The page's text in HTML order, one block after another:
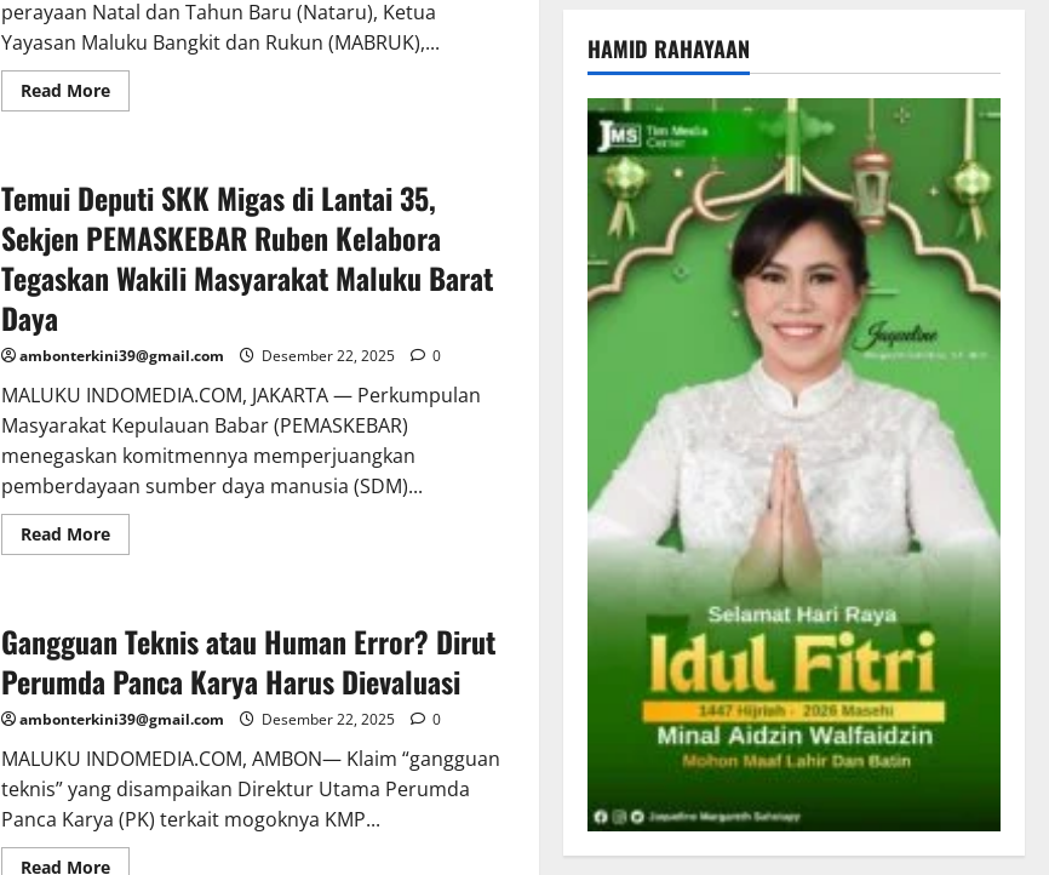
perayaan Natal dan Tahun Baru (Nataru), Ketua
Yayasan Maluku Bangkit dan Rukun (MABRUK),...
Read More
Temui Deputi SKK Migas di Lantai 35,
Sekjen PEMASKEBAR Ruben Kelabora
Tegaskan Wakili Masyarakat Maluku Barat
Daya
ambonterkini39@gmail.com Desember 22, 2025 0
MALUKU INDOMEDIA.COM, JAKARTA — Perkumpulan
Masyarakat Kepulauan Babar (PEMASKEBAR)
menegaskan komitmennya memperjuangkan
pemberdayaan sumber daya manusia (SDM)...
Read More
Gangguan Teknis atau Human Error? Dirut
Perumda Panca Karya Harus Dievaluasi
ambonterkini39@gmail.com Desember 22, 2025 0
MALUKU INDOMEDIA.COM, AMBON— Klaim “gangguan
teknis” yang disampaikan Direktur Utama Perumda
Panca Karya (PK) terkait mogoknya KMP...
Read More
HAMID RAHAYAAN